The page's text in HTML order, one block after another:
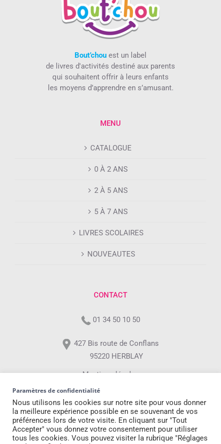
Bout’chou est un label
de livres d'activités destiné aux parents
qui souhaitent offrir à leurs enfants
les moyens d’apprendre en s’amusant.
MENU
CATALOGUE
0 À 2 ANS
2 À 5 ANS
5 À 7 ANS
LIVRES SCOLAIRES
NOUVEAUTES
CONTACT
01 34 50 10 50
427 Bis route de Conflans
95220 HERBLAY
Mentions légales
Professionnels
Paramètres de confidentialité
Nous utilisons les cookies sur notre site pour vous donner
la meilleure expérience possible en se souvenant de vos
préférences lors de votre visite. En cliquant sur "Tout
Accepter" vous donnez votre consentement pour utiliser
tous les cookies. Vous pouvez visiter la rubrique "Réglages